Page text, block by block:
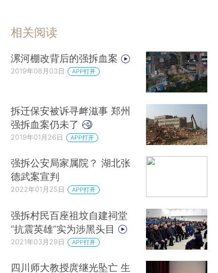
相关阅读
漯河棚改背后的强拆血案
2019年08月03日 APP打开
拆迁保安被诉寻衅滋事 郑州
强拆血案仍未了
2019年01月26日 APP打开
强拆公安局家属院？ 湖北张
德武案宣判
2022年01月25日 APP打开
强拆村民百座祖坟自建祠堂
“抗震英雄”实为涉黑头目
2021年03月29日 APP打开
四川师大教授庹继光坠亡 生